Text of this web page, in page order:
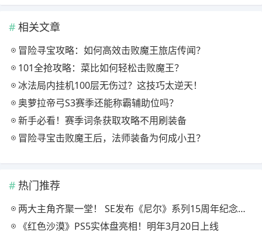
相关文章
冒险寻宝攻略：如何高效击败魔王旅店传闻？
101全抢攻略：菜比如何轻松击败魔王？
冰法局内挂机100层无伤过？这技巧太逆天！
奥萝拉帝弓S3赛季还能称霸辅助位吗？
新手必看！赛季词条获取攻略不用刷装备
冒险寻宝击败魔王后，法师装备为何成小丑？
热门推荐
两大主角齐聚一堂！ SE发布《尼尔》系列15周年纪念典藏套装
《红色沙漠》PS5实体盘亮相！明年3月20日上线